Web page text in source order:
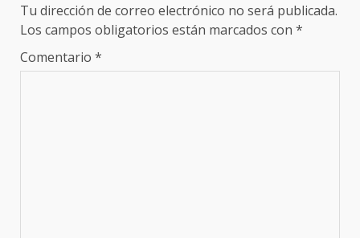
Tu dirección de correo electrónico no será publicada.
Los campos obligatorios están marcados con *
Comentario *